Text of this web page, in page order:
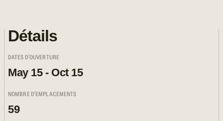
Détails
DATES D'OUVERTURE
May 15 - Oct 15
NOMBRE D'EMPLACEMENTS
59